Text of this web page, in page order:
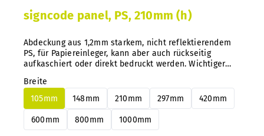
signcode panel, PS, 210mm (h)
Abdeckung aus 1,2mm starkem, nicht reflektierendem
PS, für Papiereinleger, kann aber auch rückseitig
aufkaschiert oder direkt bedruckt werden. Wichtiger
Alu- oder PS Paneele jederzeit und nachträglich ganz
einfach wechseln.
Breite
105mm
148mm 210mm 297mm 420mm
600mm 800mm 1000mm